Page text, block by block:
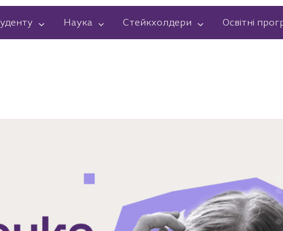
Наука Стейкхолдери Освітні